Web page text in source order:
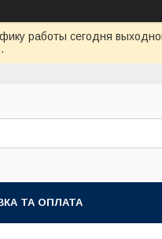
работы сегодня
ТА ОПЛАТА